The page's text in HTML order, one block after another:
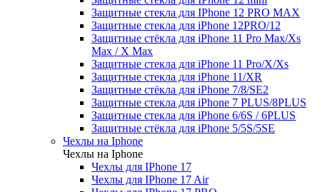
Защитные стекла для IPhone 12 PRO MAX
Защитные стекла для iPhone 12PRO/12
Защитные стёкла для iPhone 11 Pro Max/Xs
Max / X Max
Защитные стекла для iPhone 11 Pro/X/Xs
Защитные стекла для iPhone 11/XR
Защитные стёкла для iPhone 7/8/SE2
Защитные стекла для iPhone 7 PLUS/8PLUS
Защитные стекла для iPhone 6/6S / 6PLUS
Защитные стёкла для iPhone 5/5S/5SE
Чехлы на Iphone
Чехлы на Iphone
Чехлы для IPhone 17
Чехлы для IPhone 17 Air